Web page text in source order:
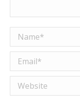
Name *
Email *
Website